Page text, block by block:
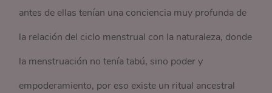
antes de ellas tenían una conciencia muy profunda de
la relación del ciclo menstrual con la naturaleza, donde
la menstruación no tenía tabú, sino poder y
empoderamiento, por eso existe un ritual ancestral